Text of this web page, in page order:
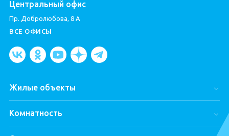
Жилые объекты
Комнатность
Центральный офис
Пр. Добролюбова, 8 А
ВСЕ ОФИСЫ